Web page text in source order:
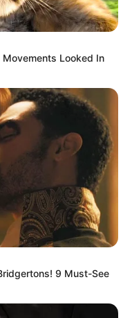
Weverse und
Live-Streaming-
Live-Videos
verbinden können.
als
Movements Looked In
9 Must-See